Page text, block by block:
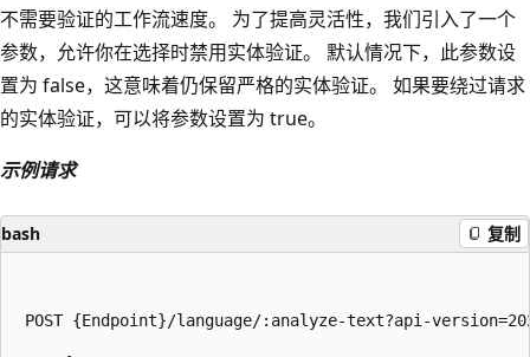
不需要验证的工作流速度。 为了提高灵活性，我们引入了一个
参数，允许你在选择时禁用实体验证。 默认情况下，此参数设
置为 false，这意味着仍保留严格的实体验证。 如果要绕过请求
的实体验证，可以将参数设置为 true。
示例请求
bash 复制
POST {Endpoint}/language/:analyze-text?api-